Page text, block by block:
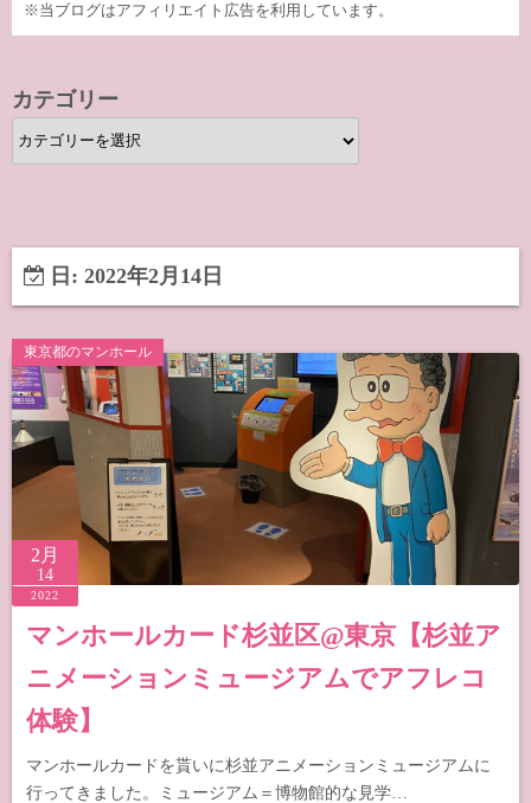
※当ブログはアフィリエイト広告を利用しています。
カテゴリー
カ
テ
ー
日: 2022年2月14日
東京都のマンホール
2月
14
2022
マンホールカード杉並区@東京【杉並ア
ニメーションミュージアムでアフレコ
体験】
マンホールカードを貰いに杉並アニメーションミュージアムに
行ってきました。ミュージアム＝博物館的な見学…